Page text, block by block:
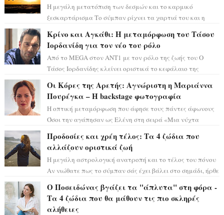
Η μεγάλη μετατόπιση των δεσμών και το καρμικό
ξεσκαρτάρισμα Το σύμπαν ρίχνει τα χαρτιά του και η
Κρίνο και Αγκάθι: Η μεταμόρφωση του Τάσου
Ιορδανίδη για τον νέο του ρόλο
Από το MEGA στον ΑΝΤ1 με τον ρόλο της ζωής του Ο
Τάσος Ιορδανίδης κλείνει οριστικά το κεφάλαιο της
Οι Κόρες της Αρετής: Αγνώριστη η Μαριάννα
Πουρέγκα – H backstage φωτογραφία
Η οπτική μεταμόρφωση που άφησε τους πάντες άφωνους
Όσοι την αγάπησαν ως Ελένη στη σειρά «Μια νύχτα
Προδοσίες και χρέη τέλος: Τα 4 ζώδια που
αλλάζουν οριστικά ζωή
Η μεγάλη αστρολογική ανατροπή και το τέλος του πόνου
Αν νιώθατε πως το σύμπαν σάς έχει βάλει στο σημάδι, ήρθε
Ο Ποσειδώνας βγάζει τα "άπλυτα" στη φόρα -
Τα 4 ζώδια που θα μάθουν τις πιο σκληρές
αλήθειες